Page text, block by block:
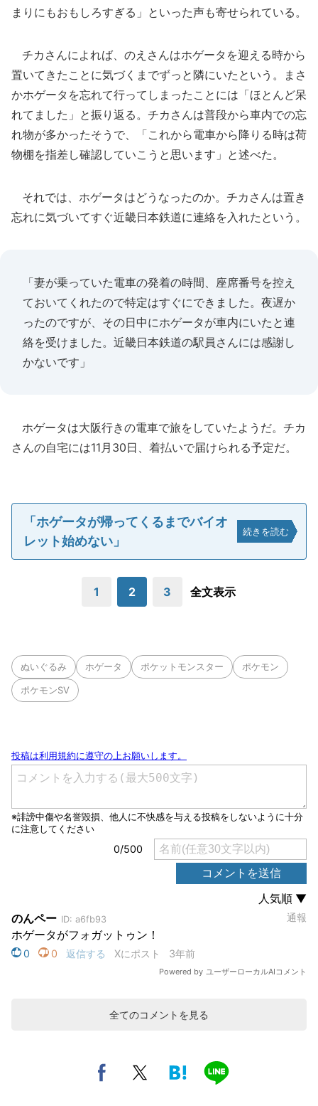
まりにもおもしろすぎる」といった声も寄せられている。
チカさんによれば、のえさんはホゲータを迎える時から
置いてきたことに気づくまでずっと隣にいたという。まさ
かホゲータを忘れて行ってしまったことには「ほとんど呆
れてました」と振り返る。チカさんは普段から車内での忘
れ物が多かったそうで、「これから電車から降りる時は荷
物棚を指差し確認していこうと思います」と述べた。
それでは、ホゲータはどうなったのか。チカさんは置き
忘れに気づいてすぐ近畿日本鉄道に連絡を入れたという。
「妻が乗っていた電車の発着の時間、座席番号を控え
ておいてくれたので特定はすぐにできました。夜遅か
ったのですが、その日中にホゲータが車内にいたと連
絡を受けました。近畿日本鉄道の駅員さんには感謝し
かないです」
ホゲータは大阪行きの電車で旅をしていたようだ。チカ
さんの自宅には11月30日、着払いで届けられる予定だ。
「ホゲータが帰ってくるまでバイオ
レット始めない」
続きを読む
1 2 3 全文表示
ぬいぐるみ ホゲータ ポケットモンスター ポケモン
ポケモンSV
全てのコメントを見る